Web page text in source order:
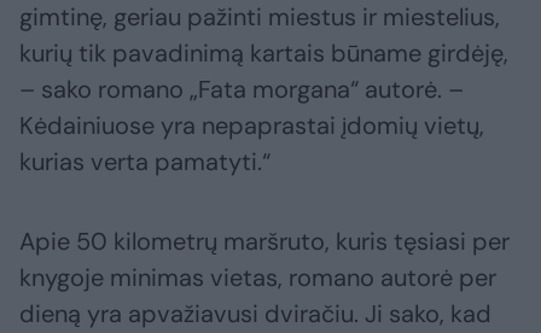
gimtinę, geriau pažinti miestus ir miestelius,
kurių tik pavadinimą kartais būname girdėję,
– sako romano „Fata morgana“ autorė. –
Kėdainiuose yra nepaprastai įdomių vietų,
kurias verta pamatyti.“
Apie 50 kilometrų maršruto, kuris tęsiasi per
knygoje minimas vietas, romano autorė per
dieną yra apvažiavusi dviračiu. Ji sako, kad